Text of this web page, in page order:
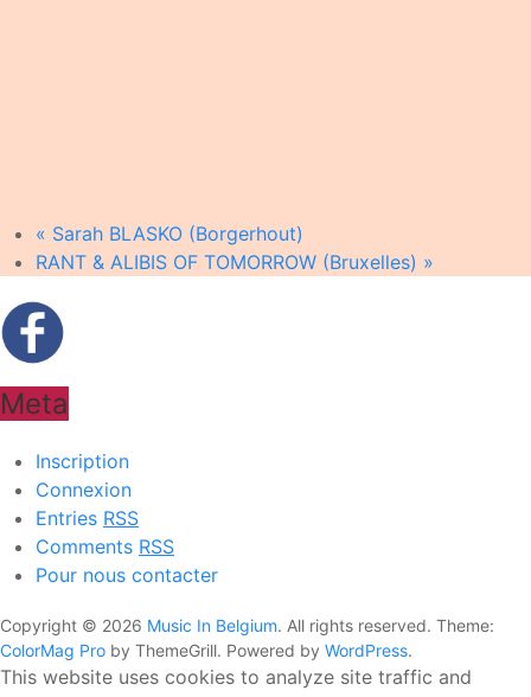
« Sarah BLASKO (Borgerhout)
RANT & ALIBIS OF TOMORROW (Bruxelles) »
Meta
Inscription
Connexion
Entries RSS
Comments RSS
Pour nous contacter
Copyright © 2026 Music In Belgium. All rights reserved. Theme:
ColorMag Pro by ThemeGrill. Powered by WordPress.
This website uses cookies to analyze site traffic and